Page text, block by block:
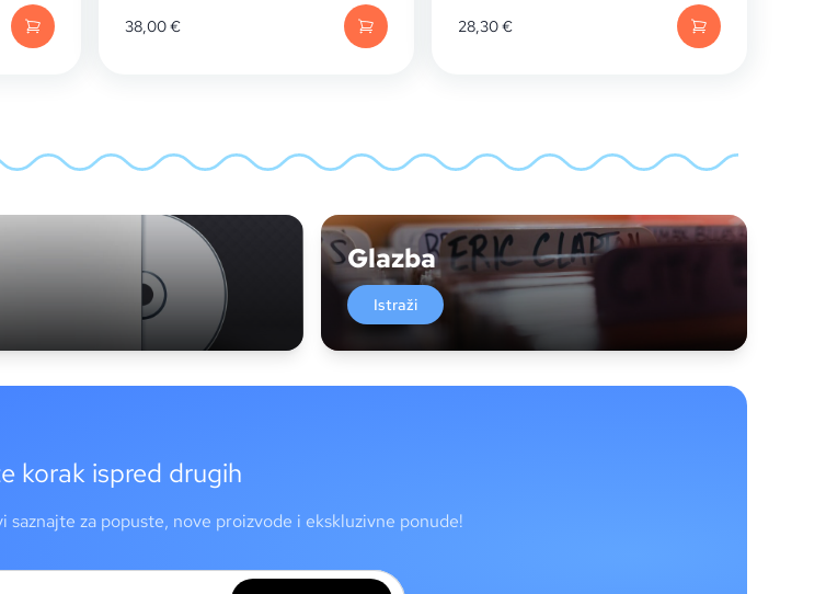
38,00€
28,30€
Glazba
Istraži
korak ispred drugih
za popuste, nove proizvode i ekskluzivne ponude!